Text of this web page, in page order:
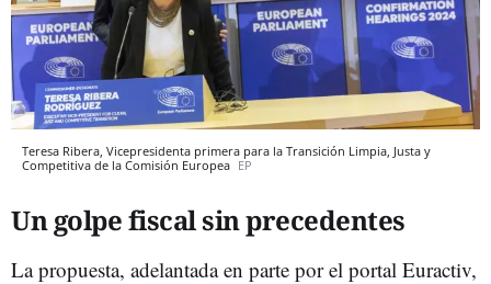
Teresa Ribera, Vicepresidenta primera para la Transición Limpia, Justa y
Competitiva de la Comisión Europea EP
Un golpe fiscal sin precedentes
La propuesta, adelantada en parte por el portal Euractiv,